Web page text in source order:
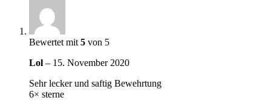
Bewertet mit 5 von 5
Lol – 15. November 2020
Sehr lecker und saftig Bewehrtung
6× sterne